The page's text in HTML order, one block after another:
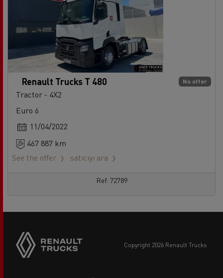
No offer
Renault Trucks T 480
Tractor - 4X2
Euro 6
11/04/2022
467 887 km
See the offer
satıcıyı ara
Ref: 72789
copyright 2026 Renault Trucks